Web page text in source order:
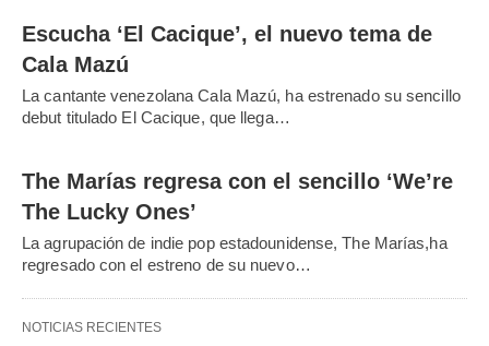
Escucha ‘El Cacique’, el nuevo tema de
Cala Mazú
La cantante venezolana Cala Mazú, ha estrenado su sencillo
debut titulado El Cacique, que llega…
The Marías regresa con el sencillo ‘We’re
The Lucky Ones’
La agrupación de indie pop estadounidense, The Marías,ha
regresado con el estreno de su nuevo…
NOTICIAS RECIENTES